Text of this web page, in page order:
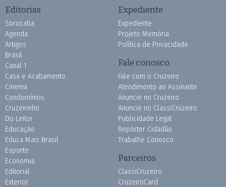
Editorias
Sorocaba
Agenda
Artigos
Brasil
Canal 1
Casa e Acabamento
Cinema
Condomínios
Cruzeirinho
Do Leitor
Educação
Educa Mais Brasil
Esporte
Economia
Editorial
Exterior
Expediente
Expediente
Projeto Memória
Política de Privacidade
Fale conosco
Fale com o Cruzeiro
Atendimento ao Assinante
Anuncie no Cruzeiro
Anuncie no ClassiCruzeiro
Publicidade Legal
Repórter Cidadão
Trabalhe Conosco
Parceiros
ClassiCruzeiro
CruzeiroCard